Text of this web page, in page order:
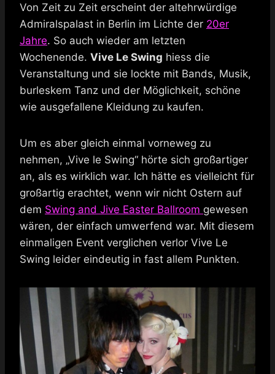
Von Zeit zu Zeit erscheint der altehrwürdige
Admiralspalast in Berlin im Lichte der 20er
Jahre. So auch wieder am letzten
Wochenende. Vive Le Swing hiess die
Veranstaltung und sie lockte mit Bands, Musik,
burleskem Tanz und der Möglichkeit, schöne
wie ausgefallene Kleidung zu kaufen.
Um es aber gleich einmal vorneweg zu
nehmen, „Vive le Swing“ hörte sich großartiger
an, als es wirklich war. Ich hätte es vielleicht für
großartig erachtet, wenn wir nicht Ostern auf
dem Swing and Jive Easter Ballroom gewesen
wären, der einfach umwerfend war. Mit diesem
einmaligen Event verglichen verlor Vive Le
Swing leider eindeutig in fast allem Punkten.